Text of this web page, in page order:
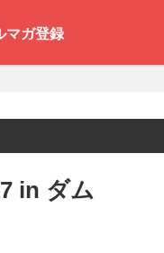
マガ登録
in ダム